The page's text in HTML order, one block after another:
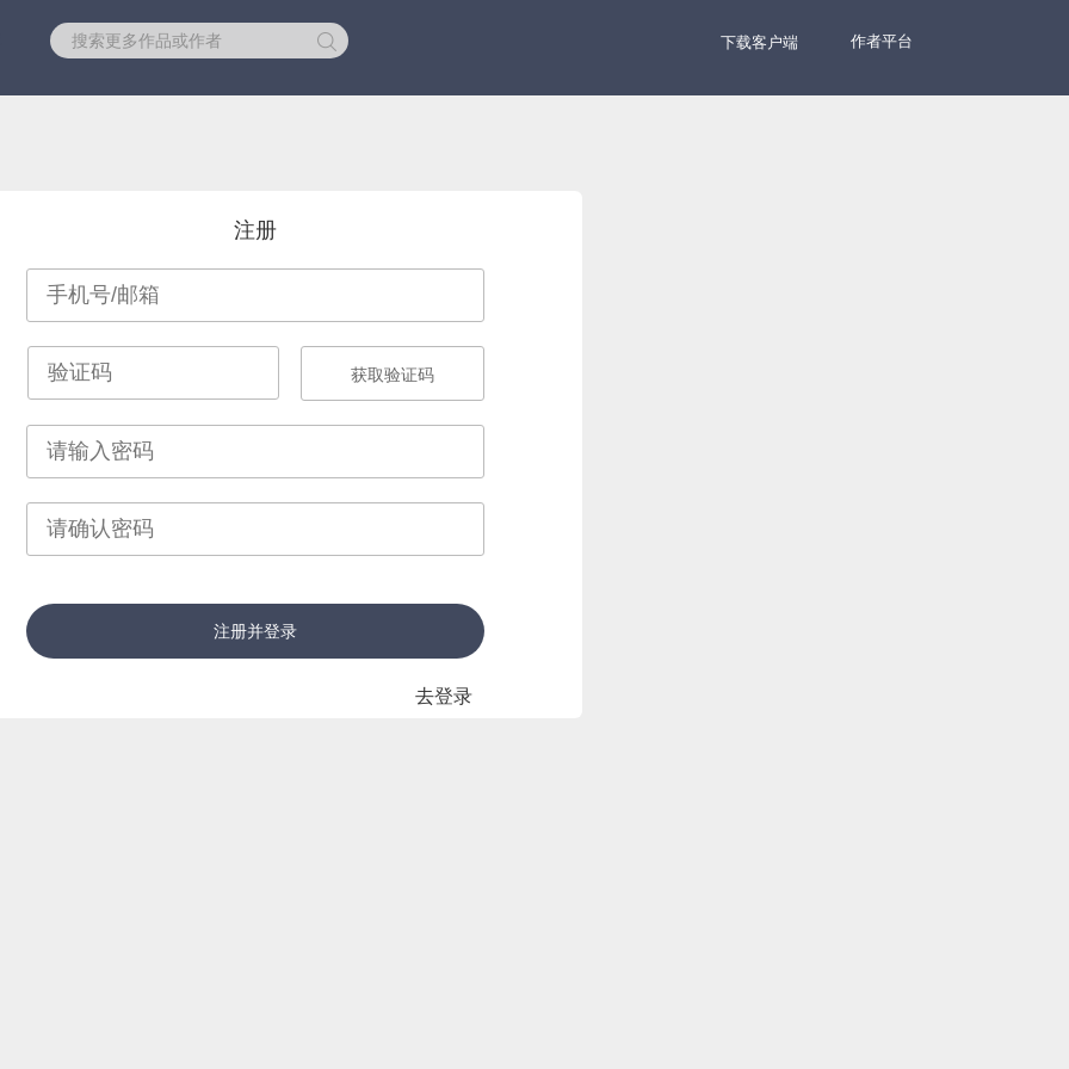
下载客户端 作者平台
注册
获取验证码
注册并登录
去登录